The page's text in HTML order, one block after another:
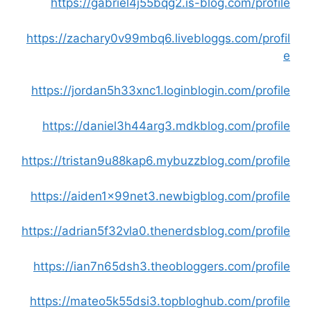
https://gabriel4j55bqg2.is-blog.com/profile
https://zachary0v99mbq6.livebloggs.com/profil
e
https://jordan5h33xnc1.loginblogin.com/profile
https://daniel3h44arg3.mdkblog.com/profile
https://tristan9u88kap6.mybuzzblog.com/profile
https://aiden1x99net3.newbigblog.com/profile
https://adrian5f32vla0.thenerdsblog.com/profile
https://ian7n65dsh3.theobloggers.com/profile
https://mateo5k55dsi3.topbloghub.com/profile